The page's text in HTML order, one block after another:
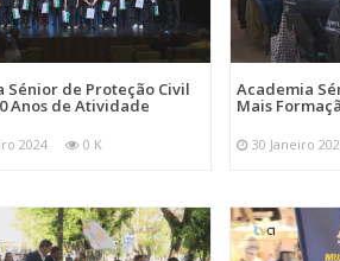
Sénior de Proteção Civil
Anos de Atividade
2024 0 K
Academia
Mais
30 Janeiro